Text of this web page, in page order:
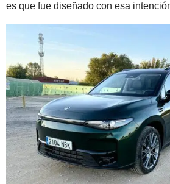
es que fue diseñado con esa